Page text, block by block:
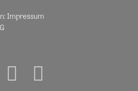
Impressum